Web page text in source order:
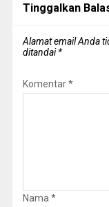
Tinggalkan
Alamat email Anda
ditandai*
Komentar*
Nama *